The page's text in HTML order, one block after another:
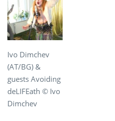
Ivo Dimchev
(AT/BG) &
guests Avoiding
deLIFEath © Ivo
Dimchev